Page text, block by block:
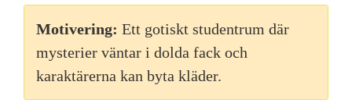
Motivering: Ett gotiskt studentrum där
mysterier väntar i dolda fack och
karaktärerna kan byta kläder.